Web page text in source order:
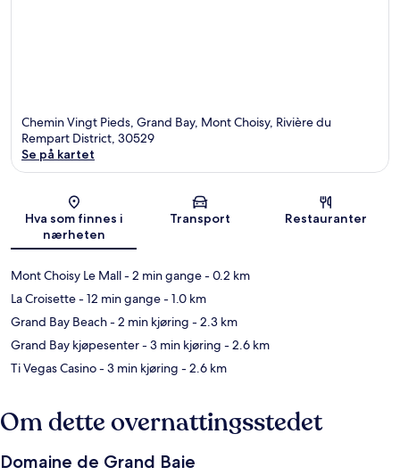
Chemin Vingt Pieds, Grand Bay, Mont Choisy, Rivière du
Rempart District, 30529
Se på kartet
Hva som finnes i
nærheten
Transport Restauranter
Mont Choisy Le Mall- 2 min gange- 0.2 km
La Croisette- 12 min gange- 1.0 km
Grand Bay Beach- 2 min kjøring - 2.3 km
Grand Bay kjøpesenter- 3 min kjøring - 2.6 km
Ti Vegas Casino- 3 min kjøring - 2.6 km
Om dette overnattingsstedet
Domaine de Grand Baie